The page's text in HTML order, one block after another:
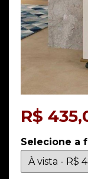
R$
Selecione a